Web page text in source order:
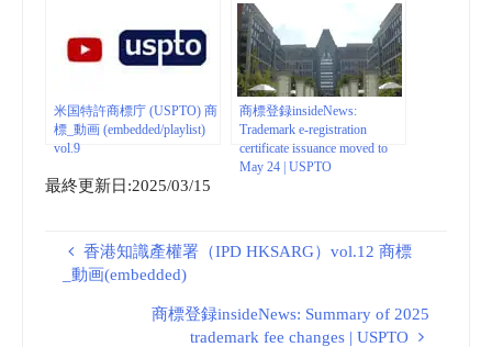
米国特許商標庁 (USPTO) 商
標_動画 (embedded/playlist)
vol.9
商標登録insideNews:
Trademark e-registration
certificate issuance moved to
May 24 | USPTO
最終更新日:2025/03/15
香港知識產權署（IPD HKSARG）vol.12 商標
_動画(embedded)
商標登録insideNews: Summary of 2025
trademark fee changes | USPTO